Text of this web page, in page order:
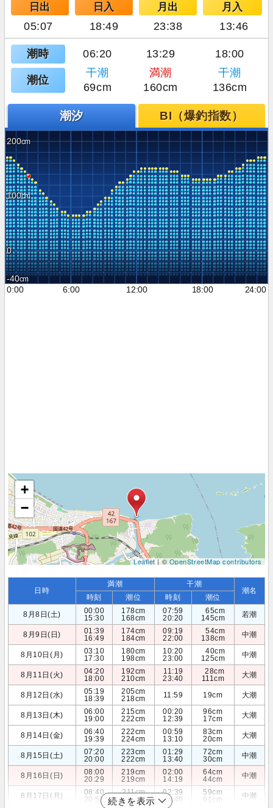
日出 日入 月出 月入
05:07 18:49 23:38 13:46
潮時 06:20 13:29 18:00
潮位
干潮 満潮
干潮
69cm
160cm 136cm
潮汐 BI（爆釣指数）
200
100
0
-40
0:00
6:00 12:00 18:00 24:00
+
−
Leaflet| ©OpenStreetMap contributors
日時
満潮 干潮
潮名
時刻 潮位 時刻
潮位
8月8日(土)
00:00
15:30
178cm
168cm
07:59
20:20
65cm
145cm
若潮
8月9日(日)
01:39
16:49
174cm
184cm
09:19
22:00
54cm
138cm
中潮
8月10日(月)
03:10
17:30
180cm
198cm
10:20
23:00
40cm
125cm
中潮
8月11日(火)
04:20
18:00
192cm
210cm
11:19
23:40
28cm
111cm
大潮
8月12日(水)
05:19
18:39
205cm
218cm
11:59 19cm 大潮
8月13日(木)
06:00
19:00
215cm
222cm
00:20
12:39
96cm
17cm
大潮
8月14日(金)
06:40
19:39
222cm
224cm
00:59
13:10
83cm
20cm
大潮
8月15日(土)
07:20
20:00
223cm
222cm
01:29
13:40
72cm
30cm
中潮
8月16日(日)
08:00
20:29
219cm
219cm
02:00
14:19
64cm
44cm
中潮
8月17日(月)
08:40
20:59
211cm
213cm
02:39
14:40
59cm
61cm
中潮
続きを表示